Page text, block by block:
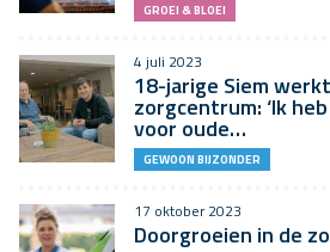
GROEI & BLOEI
4 juli 2023
18-jarige Siem
zorgcentrum: ‘Ik
voor oude…
GEWOON BIJZONDER
17 oktober 2023
Doorgroeien in de